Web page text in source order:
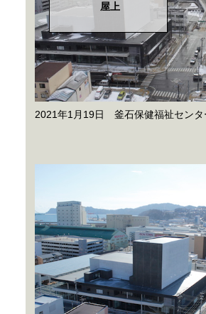
屋上
2021年1月19日 釜石保健福祉センタ